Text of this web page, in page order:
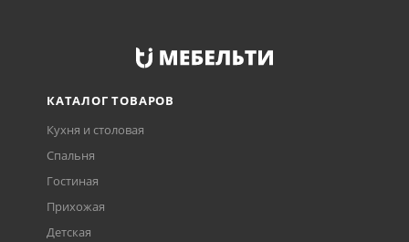
КАТАЛОГ ТОВАРОВ
Кухня и столовая
Спальня
Гостиная
Прихожая
Детская